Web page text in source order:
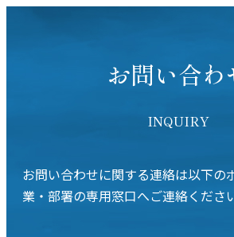
お問い合わ
INQUIRY
お問い合わせに関する連絡は以下の
業・部署の専用窓口へご連絡くださ